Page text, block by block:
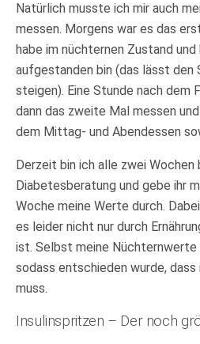
Natürlich musste ich mir auch
messen. Morgens war es das
habe im nüchternen Zustand
aufgestanden bin (das lässt den
steigen). Eine Stunde nach dem
dann das zweite Mal messen
dem Mittag- und Abendessen
Derzeit bin ich alle zwei Wochen
Diabetesberatung und gebe ihr
Woche meine Werte durch.
es leider nicht nur durch
ist. Selbst meine Nüchternwerte
sodass entschieden wurde, dass
muss.
Insulinspritzen – Der noch